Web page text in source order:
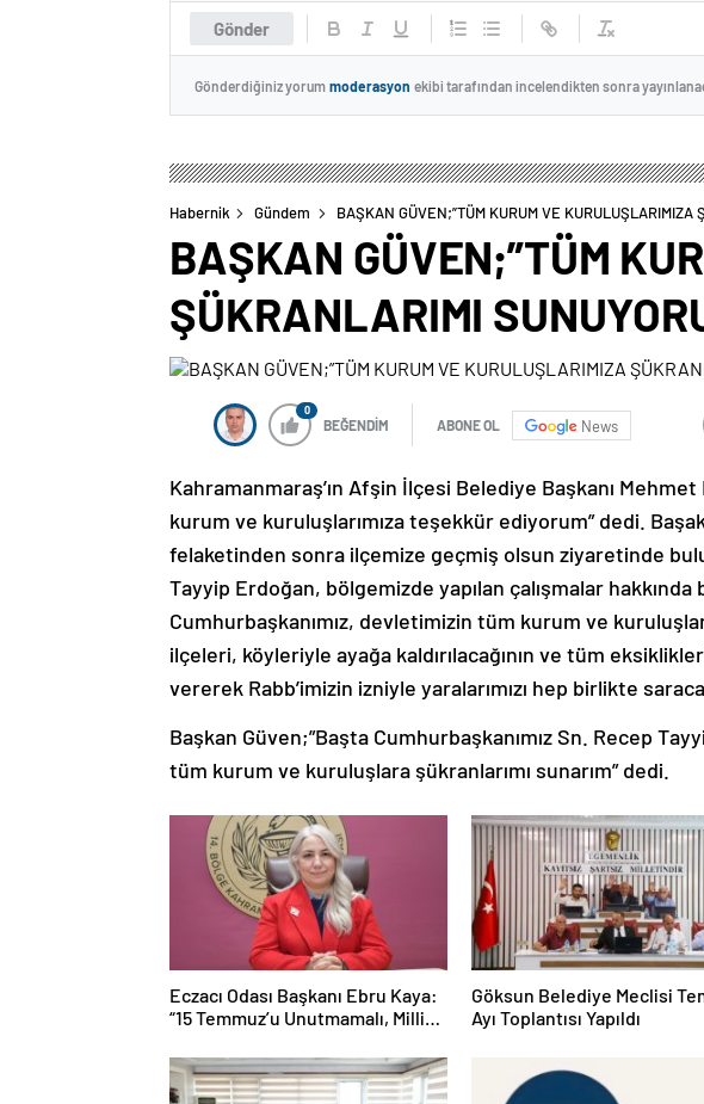
Gönder
Gönderdiğiniz yorum moderasyon ekibi tarafından incelendikten sonra
Habernik Gündem BAŞKAN GÜVEN;”TÜM KURUM VE KURULUŞLARIMIZA
BAŞKAN GÜVEN;”TÜM
ŞÜKRANLARIMI
0
BEĞENDİM ABONE OL News
Kahramanmaraş’ın Afşin İlçesi Belediye Başkanı Mehmet
kurum ve kuruluşlarımıza teşekkür ediyorum” dedi.
felaketinden sonra ilçemize geçmiş olsun ziyaretinde
Tayyip Erdoğan, bölgemizde yapılan çalışmalar
Cumhurbaşkanımız, devletimizin tüm kurum ve
ilçeleri, köyleriyle ayağa kaldırılacağının ve tüm
vererek Rabb’imizin izniyle yaralarımızı hep birlikte
Başkan Güven;”Başta Cumhurbaşkanımız Sn. Recep
tüm kurum ve kuruluşlara şükranlarımı sunarım” dedi.
Eczacı Odası Başkanı Ebru Kaya:
“15 Temmuz’u Unutmamalı, Milli
Göksun Belediye Meclisi
Ayı Toplantısı Yapıldı